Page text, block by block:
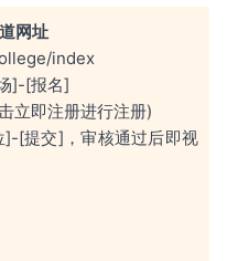
网址
index
]-[报名]
立即注册进行注册)
[提交]，审核通过后即视